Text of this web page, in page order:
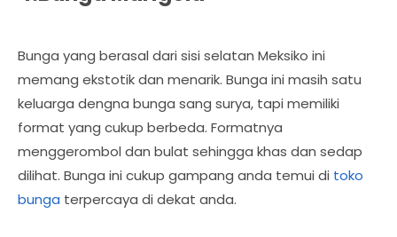
Bunga yang berasal dari sisi selatan Meksiko ini
memang ekstotik dan menarik. Bunga ini masih satu
keluarga dengna bunga sang surya, tapi memiliki
format yang cukup berbeda. Formatnya
menggerombol dan bulat sehingga khas dan sedap
dilihat. Bunga ini cukup gampang anda temui di toko
bunga terpercaya di dekat anda.